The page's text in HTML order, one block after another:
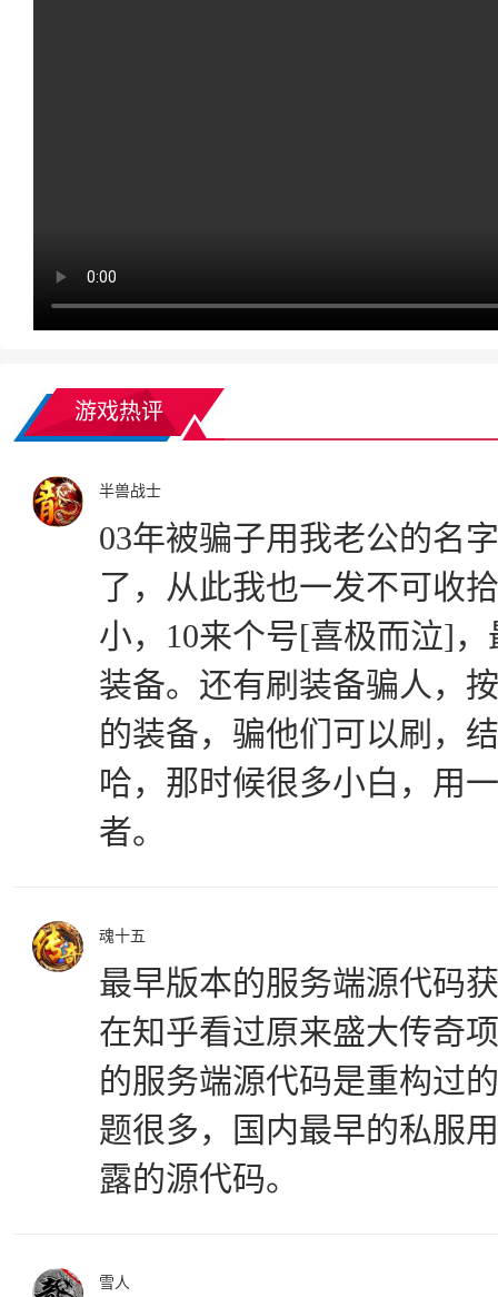
游戏热评
半兽战士
03年被骗子用我老公的名
了，从此我也一发不可收
小，10来个号[喜极而泣]
装备。还有刷装备骗人，
的装备，骗他们可以刷，
哈，那时候很多小白，用
者。
魂十五
最早版本的服务端源代码
在知乎看过原来盛大传奇
的服务端源代码是重构过
题很多，国内最早的私服
露的源代码。
雪人